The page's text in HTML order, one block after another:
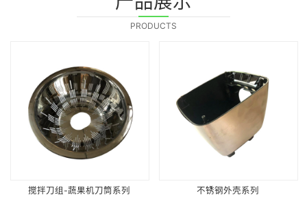
PRODUCTS
搅拌刀组-蔬果机刀筒系列 不锈钢外壳系列